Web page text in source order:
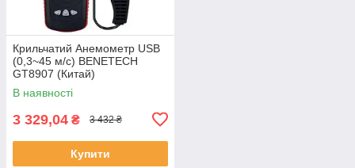
Крильчатий Анемометр USB
(0,3~45 м/с) BENETECH
GT8907 (Китай)
В наявності
3 329,04 ₴ 3 432 ₴
Купити